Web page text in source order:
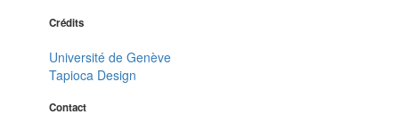
Crédits
Université de Genève
Tapioca Design
Contact